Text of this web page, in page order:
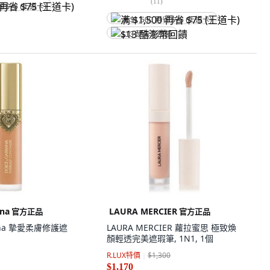
$75 (王道卡)
满 $1,500 再省 $75 (王道卡)
$13 酷澎幣回饋
官方正品
摯愛柔膚修護遮
LAURA MERCIER 官方正品
LAURA MERCIER 蘿拉蜜思 極致煥
顏輕透完美遮瑕筆, 1N1, 1個
R.LUX特價
$1,300
$1,170